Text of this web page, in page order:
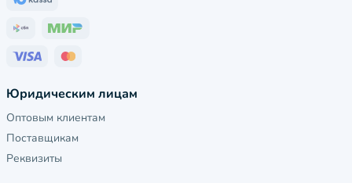
Юридическим лицам
Оптовым клиентам
Поставщикам
Реквизиты